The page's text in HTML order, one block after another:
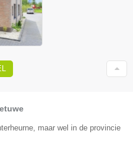
maar wel in de provincie